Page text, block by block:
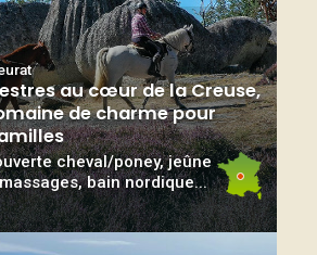
au cœur de la Creuse,
de charme pour
cheval/poney, jeûne
bain nordique...